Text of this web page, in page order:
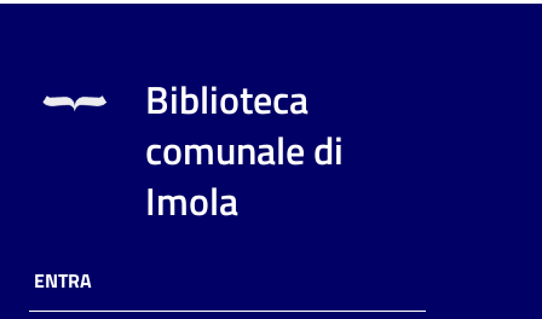
Biblioteca
comunale di
Imola
ENTRA